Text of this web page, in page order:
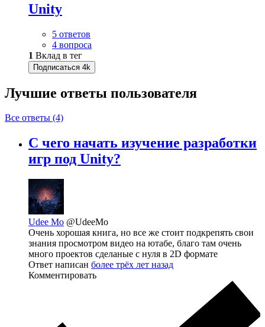
Unity
5 ответов
4 вопроса
1 Вклад в тег
Подписаться 4k
Лучшие ответы пользователя
Все ответы (4)
С чего начать изучение разработки
игр под Unity?
Udee Mo @UdeeMo
Очень хорошая книга, но все же стоит подкрепять свои
знания просмотром видео на ютабе, благо там очень
много проектов сделаные с нуля в 2D формате
Ответ написан более трёх лет назад
Комментировать